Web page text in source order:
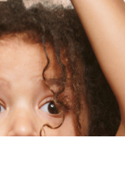
Mon compte
E-Shop